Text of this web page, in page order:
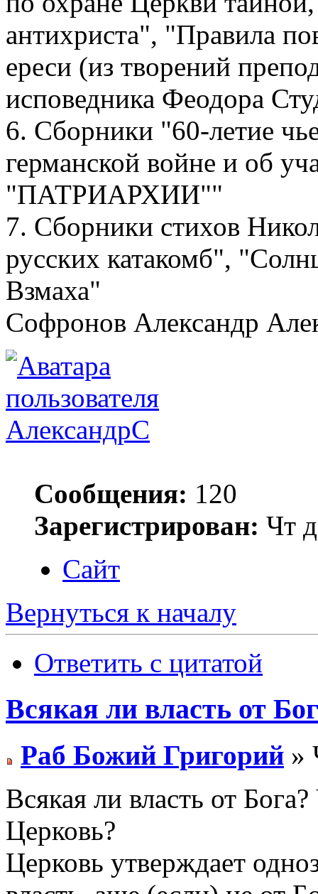
антихриста", "Правила
ереси (из творений
исповедника Феодора
6. Сборники "60-летие
германской войне и об
"ПАТРИАРХИИ""
7. Сборники стихов
русских катакомб",
Взмаха"
Софронов Александр
АлександрС
Сообщения: 120
Зарегистрирован: Чт
Сайт
Вернуться к началу
Ответить с цитатой
Всякая ли власть от
Раб Божий Григорий »
Всякая ли власть от
Церковь?
Церковь утверждает